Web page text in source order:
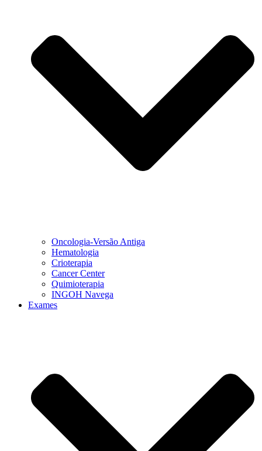
Oncologia-Versão Antiga
Hematologia
Crioterapia
Cancer Center
Quimioterapia
INGOH Navega
Exames